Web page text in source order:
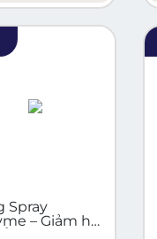
Spray
– Giảm ho